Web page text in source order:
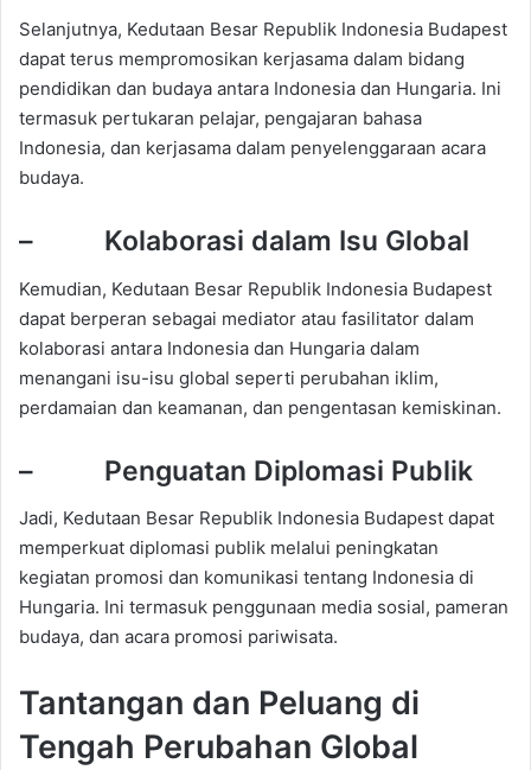
Selanjutnya, Kedutaan Besar Republik Indonesia Budapest
dapat terus mempromosikan kerjasama dalam bidang
pendidikan dan budaya antara Indonesia dan Hungaria. Ini
termasuk pertukaran pelajar, pengajaran bahasa
Indonesia, dan kerjasama dalam penyelenggaraan acara
budaya.
– Kolaborasi dalam Isu Global
Kemudian, Kedutaan Besar Republik Indonesia Budapest
dapat berperan sebagai mediator atau fasilitator dalam
kolaborasi antara Indonesia dan Hungaria dalam
menangani isu-isu global seperti perubahan iklim,
perdamaian dan keamanan, dan pengentasan kemiskinan.
– Penguatan Diplomasi Publik
Jadi, Kedutaan Besar Republik Indonesia Budapest dapat
memperkuat diplomasi publik melalui peningkatan
kegiatan promosi dan komunikasi tentang Indonesia di
Hungaria. Ini termasuk penggunaan media sosial, pameran
budaya, dan acara promosi pariwisata.
Tantangan dan Peluang di
Tengah Perubahan Global